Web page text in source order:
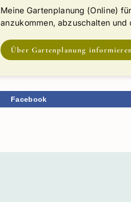
Meine Gartenplanung (Online)
anzukommen, abzuschalten
Über Gartenplanung
Facebook